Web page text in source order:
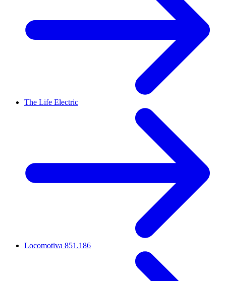
The Life Electric
Locomotiva 851.186